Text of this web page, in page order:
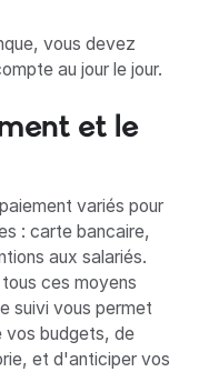
vous devez
au jour le jour.
et le
variés pour
: carte bancaire,
aux salariés.
ces moyens
suivi vous permet
vos budgets, de
et d'anticiper vos